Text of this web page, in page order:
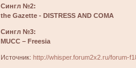
Сингл №2:
the Gazette - DISTRESS AND COMA
Сингл №3:
MUCC – Freesia
Источник: http://whisper.forum2x2.ru/forum-